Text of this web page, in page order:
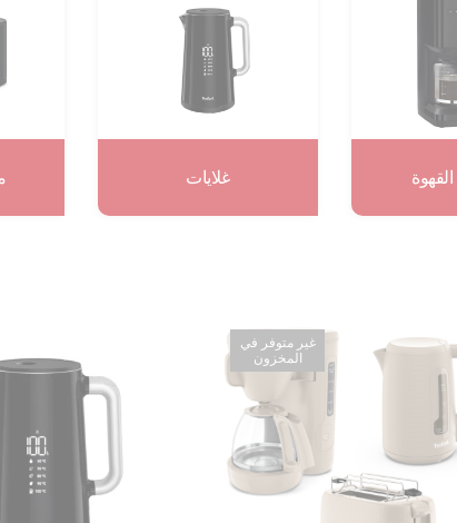
غلايات
غير متوفر في
المخزون